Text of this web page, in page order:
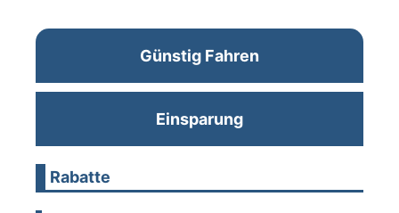
Günstig Fahren
Einsparung
Rabatte